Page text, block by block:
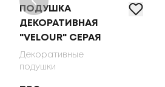
ПОДУШКА
ДЕКОРАТИВНАЯ
"VELOUR" СЕРАЯ
Декоративные
подушки